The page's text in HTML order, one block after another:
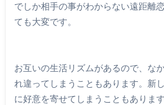
でしか相手の事がわからない遠距離
ても大変です。
お互いの生活リズムがあるので、な
れ違ってしまうこともあります。新
に好意を寄せてしまうこともあります